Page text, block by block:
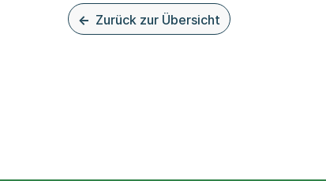
Zurück zur Übersicht